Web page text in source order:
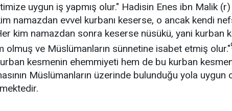
uygun iş yapmış olur." Hadisin Enes ibn Malik
namazdan evvel kurbanı keserse, o ancak kendi
kim namazdan sonra keserse nüsükü, yani kurban
olmuş ve Müslümanların sünnetine isabet etmiş olur."
kesmenin ehemmiyeti hem de bu kurban
Müslümanların üzerinde bulunduğu yola uygun